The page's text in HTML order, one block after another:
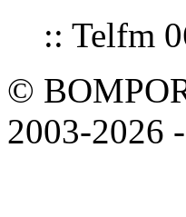
:: Telfm
©
2003-2026